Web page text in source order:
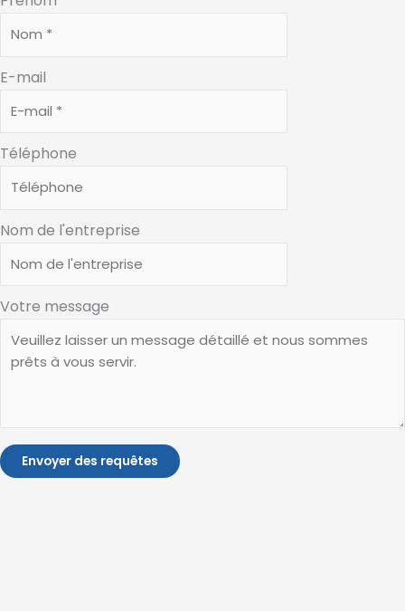
E-mail
Téléphone
Nom de l'entreprise
Votre message
Envoyer des requêtes